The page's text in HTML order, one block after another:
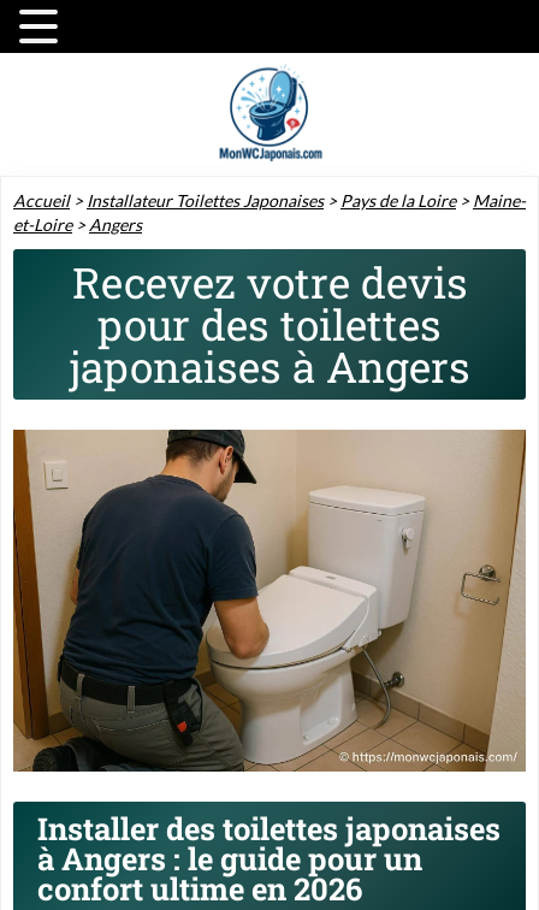
Accueil>Installateur Toilettes Japonaises>Pays de la Loire>Maine-
et-Loire>Angers
Recevez votre devis
pour des toilettes
japonaises à Angers
Installer des toilettes japonaises
à Angers : le guide pour un
confort ultime en 2026